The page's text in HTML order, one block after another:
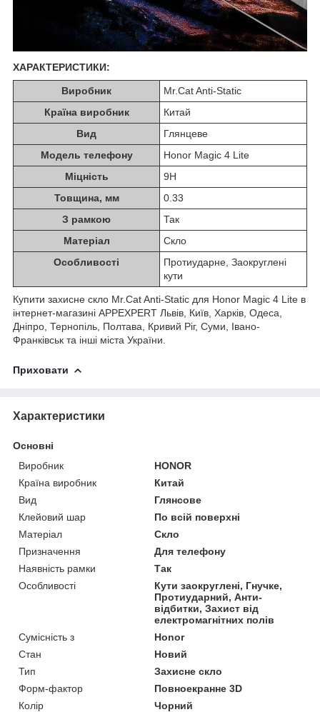
ХАРАКТЕРИСТИКИ:
Виробник
Mr.Cat Anti-Static
Країна виробник
Китай
Вид
Глянцеве
Модель телефону
Honor Magic 4 Lite
Міцність
9H
Товщина, мм
0.33
З рамкою
Так
Матеріал
Скло
Особливості
Протиударне, Заокруглені
кути
Купити захисне скло Mr.Cat Anti-Static для Honor Magic 4 Lite в
інтернет-магазині APPEXPERT Львів, Київ, Харків, Одеса,
Дніпро, Тернопіль, Полтава, Кривий Ріг, Суми, Івано-
Франківськ та інші міста України.
Приховати
Характеристики
Основні
Виробник
HONOR
Країна виробник
Китай
Вид
Глянсове
Клейовий шар
По всій поверхні
Матеріал
Скло
Призначення
Для телефону
Наявність рамки
Так
Особливості
Кути заокруглені, Гнучке,
Протиударний, Анти-
відбитки, Захист від
електромагнітних полів
Сумісність з
Honor
Стан
Новий
Тип
Захисне скло
Форм-фактор
Повноекранне 3D
Колір
Чорний